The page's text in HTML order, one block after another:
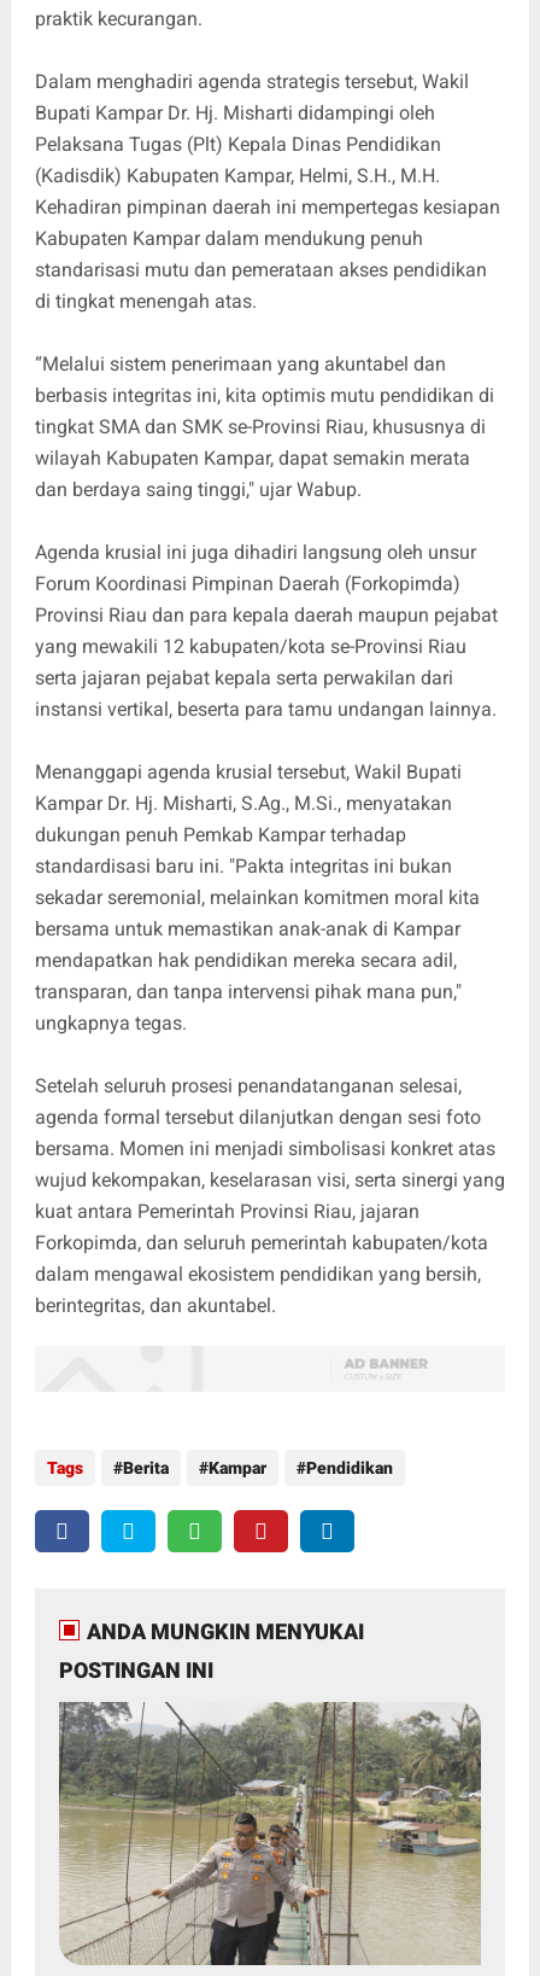
praktik kecurangan.
Dalam menghadiri agenda strategis tersebut, Wakil
Bupati Kampar Dr. Hj. Misharti didampingi oleh
Pelaksana Tugas (Plt) Kepala Dinas Pendidikan
(Kadisdik) Kabupaten Kampar, Helmi, S.H., M.H.
Kehadiran pimpinan daerah ini mempertegas kesiapan
Kabupaten Kampar dalam mendukung penuh
standarisasi mutu dan pemerataan akses pendidikan
di tingkat menengah atas.
“Melalui sistem penerimaan yang akuntabel dan
berbasis integritas ini, kita optimis mutu pendidikan di
tingkat SMA dan SMK se-Provinsi Riau, khususnya di
wilayah Kabupaten Kampar, dapat semakin merata
dan berdaya saing tinggi," ujar Wabup.
Agenda krusial ini juga dihadiri langsung oleh unsur
Forum Koordinasi Pimpinan Daerah (Forkopimda)
Provinsi Riau dan para kepala daerah maupun pejabat
yang mewakili 12 kabupaten/kota se-Provinsi Riau
serta jajaran pejabat kepala serta perwakilan dari
instansi vertikal, beserta para tamu undangan lainnya.
Menanggapi agenda krusial tersebut, Wakil Bupati
Kampar Dr. Hj. Misharti, S.Ag., M.Si., menyatakan
dukungan penuh Pemkab Kampar terhadap
standardisasi baru ini. "Pakta integritas ini bukan
sekadar seremonial, melainkan komitmen moral kita
bersama untuk memastikan anak-anak di Kampar
mendapatkan hak pendidikan mereka secara adil,
transparan, dan tanpa intervensi pihak mana pun,"
ungkapnya tegas.
Setelah seluruh prosesi penandatanganan selesai,
agenda formal tersebut dilanjutkan dengan sesi foto
bersama. Momen ini menjadi simbolisasi konkret atas
wujud kekompakan, keselarasan visi, serta sinergi yang
kuat antara Pemerintah Provinsi Riau, jajaran
Forkopimda, dan seluruh pemerintah kabupaten/kota
dalam mengawal ekosistem pendidikan yang bersih,
berintegritas, dan akuntabel.
Tags Berita Kampar Pendidikan
ANDA MUNGKIN MENYUKAI
POSTINGAN INI